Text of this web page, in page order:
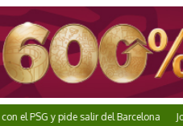
y pide salir del Barcelona Jordan